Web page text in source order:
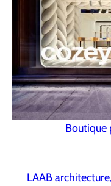
Boutique
LAAB